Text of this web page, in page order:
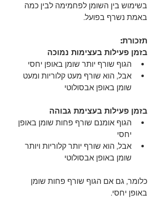
בשימוש בין השומן לפחמימה לבין כמה
באמת נשרף בפועל.
תזכורת:
בזמן פעילות בעצימות נמוכה
הגוף שורף יותר שומן באופן יחסי
אבל, הוא שורף מעט קלוריות ומעט
שומן באופן אבסולוטי
בזמן פעילות בעצימת גבוהה
הגוף אומנם שורף פחות שומן באופן
יחסי
אבל, הוא שורף יותר קלוריות ויותר
שומן באופן אבסולוטי
כלומר, גם אם הגוף שורף פחות שומן
באופן יחסי.